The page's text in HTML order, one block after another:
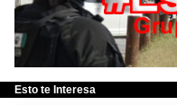
Esto te Interesa